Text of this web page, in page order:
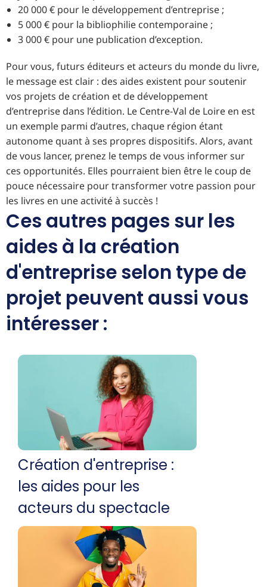
20 000 € pour le développement d’entreprise ;
5 000 € pour la bibliophilie contemporaine ;
3 000 € pour une publication d’exception.
Pour vous, futurs éditeurs et acteurs du monde du livre,
le message est clair : des aides existent pour soutenir
vos projets de création et de développement
d’entreprise dans l’édition. Le Centre-Val de Loire en est
un exemple parmi d’autres, chaque région étant
autonome quant à ses propres dispositifs. Alors, avant
de vous lancer, prenez le temps de vous informer sur
ces opportunités. Elles pourraient bien être le coup de
pouce nécessaire pour transformer votre passion pour
les livres en une activité à succès !
Ces autres pages sur les
aides à la création
d'entreprise selon type de
projet peuvent aussi vous
intéresser :
Création d'entreprise :
les aides pour les
acteurs du spectacle